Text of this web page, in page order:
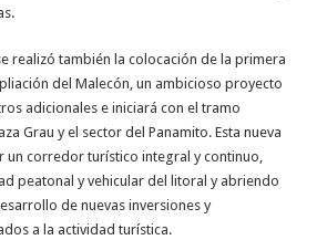
realizó también la colocación de la primera
del Malecón, un ambicioso proyecto
adicionales e iniciará con el tramo
Grau y el sector del Panamito. Esta nueva
un corredor turístico integral y continuo,
peatonal y vehicular del litoral y abriendo
de nuevas inversiones y
a la actividad turística.